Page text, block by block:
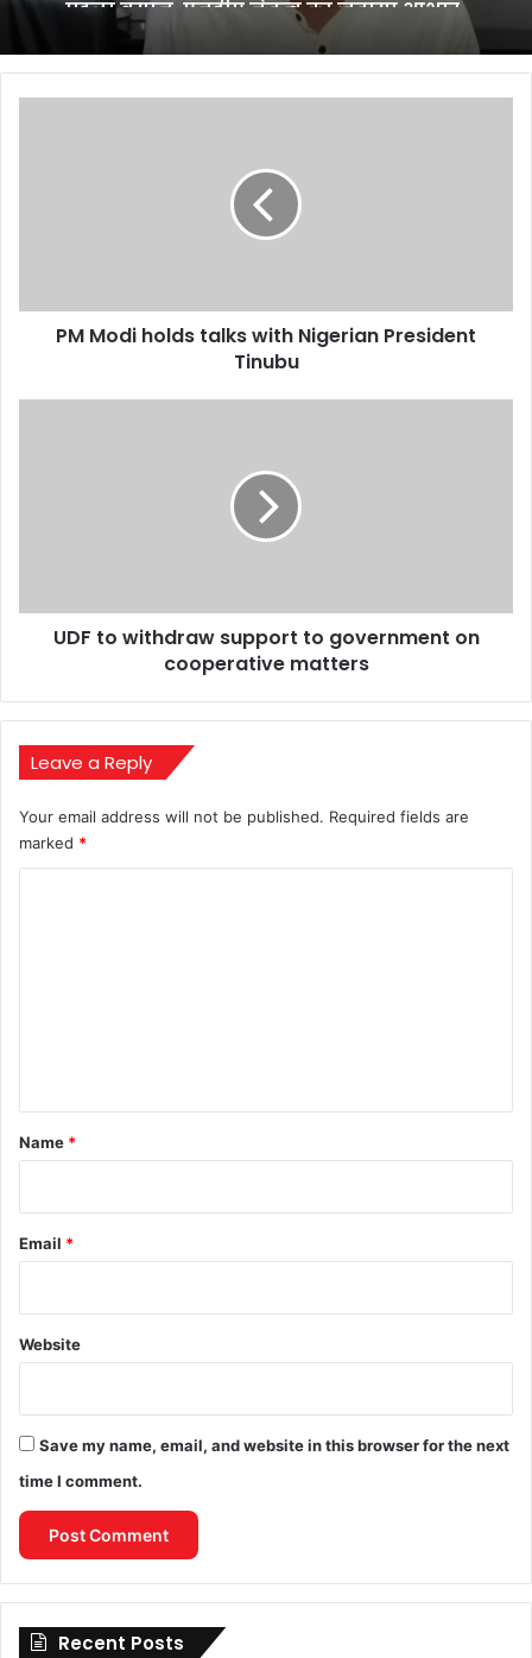
PM Modi holds talks with Nigerian President
Tinubu
matters
UDF to withdraw support to government on
cooperative matters
Leave a Reply
Your email address will not be published. Required fields are
marked *
*
Name *
Email *
Website
Save my name, email, and website in this browser for the next
time I comment.
Recent Posts